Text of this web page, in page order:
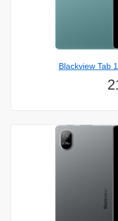
Работаем
Беспроводная зарядка
вместе...
Как выбрать
Поговорим о том, на
внимание при выборе
Blackview Tab